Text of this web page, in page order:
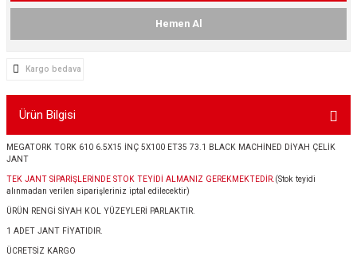
Hemen Al
Kargo bedava
Ürün Bilgisi
MEGATORK TORK 610 6.5X15 İNÇ 5X100 ET35 73.1 BLACK MACHİNED DİYAH ÇELİK
JANT
TEK JANT SİPARİŞLERİNDE STOK TEYİDİ ALMANIZ GEREKMEKTEDİR. (Stok teyidi
alınmadan verilen siparişleriniz iptal edilecektir)
ÜRÜN RENGİ SİYAH KOL YÜZEYLERİ PARLAKTIR.
1 ADET JANT FİYATIDIR.
ÜCRETSİZ KARGO